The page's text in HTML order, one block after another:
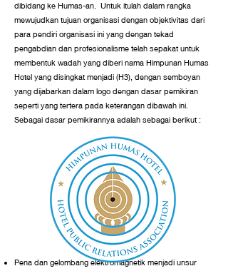
dibidang ke Humas-an. Untuk itulah dalam rangka
mewujudkan tujuan organisasi dengan objektivitas dari
para pendiri organisasi ini yang dengan tekad
pengabdian dan profesionalisme telah sepakat untuk
membentuk wadah yang diberi nama Himpunan Humas
Hotel yang disingkat menjadi (H3), dengan semboyan
yang dijabarkan dalam logo dengan dasar pemikiran
seperti yang tertera pada keterangan dibawah ini.
Sebagai dasar pemikirannya adalah sebagai berikut :
Pena dan gelombang elektromagnetik menjadi unsur